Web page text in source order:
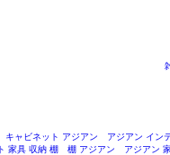
キャビネット アジアン
アジアン イン
家具 収納 棚 棚 アジアン アジアン